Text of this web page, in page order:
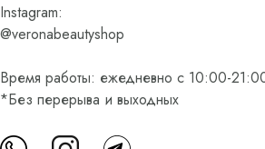
Instagram:
@veronabeautyshop
Время работы: ежедневно с 10:00-
*Без перерыва и выходных